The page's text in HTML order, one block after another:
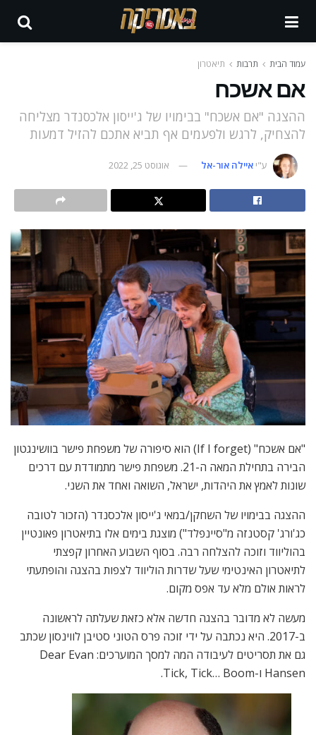
עמוד הבית תרבות תיאטרון
אם אשכח
ההצגה "אם אשכח" בבימויו של ג'ייסון אלכסנדר מצליחה
להצחיק, לרגש ולפעמים אף תביא אתכם להזיל דמעות
ע"י איילה אור-אל אוגוסט 25, 2022
"אם אשכח" (If I forget) הוא סיפורה של משפחת פישר בוושינגטון
הבירה בתחילת המאה ה-21. משפחת פישר מתמודדת עם דרכים
שונות לאמץ את היהדות, ישראל, השואה ואחד את השני.
ההצגה בבימויו של השחקן/במאי ג'ייסון אלכסנדר (הזכור לטובה
כג'ורג' קסטנזה מ"סיינפלד") מוצגת בימים אלו בתיאטרון פאונטיין
בהוליווד וזוכה להצלחה רבה. בסוף השבוע האחרון קפצתי
לתיאטרון האינטימי שעל שדרות הוליווד לצפות בהצגה והופתעתי
לראות אולם מלא עד אפס מקום.
מעשה לא מדובר בהצגה חדשה אלא כזאת שעלתה לראשונה
ב-2017. היא נכתבה על ידי זוכה פרס הטוני סטיבן לווינסון שכתב
גם את תסריטים לעיבודה המה למסך המוערכים: Dear Evan
Hansen ו-Tick, Tick… Boom.